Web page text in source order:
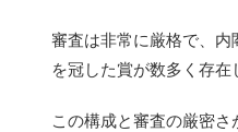
審査は非常に厳格で、
を冠した賞が数多く存在
この構成と審査の厳密